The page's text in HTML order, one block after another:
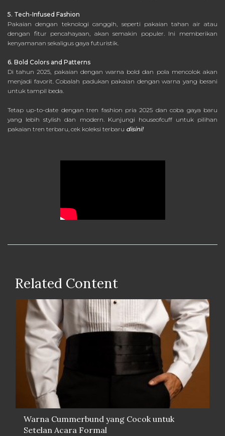
5. Tech-Infused Fashion
Pakaian dengan teknologi canggih, seperti pakaian tahan air atau
dengan fitur pencahayaan, akan semakin populer. Ini memberikan
kenyamanan sekaligus gaya futuristik.
6. Bold Colors and Patterns
Di tahun 2025, pakaian dengan warna bold dan pola mencolok akan
menjadi favorit. Cobalah padukan pakaian dengan warna yang berani
untuk tampil beda.
Tetap up-to-date dengan tren fashion pria 2025 dan coba gaya baru
yang lebih stylish dan modern. Kunjungi houseofcuff untuk pilihan
pakaian tren terbaru, cek koleksi terbaru disini!
Related Content
Warna Cummerbund yang Cocok untuk
Setelan Acara Formal